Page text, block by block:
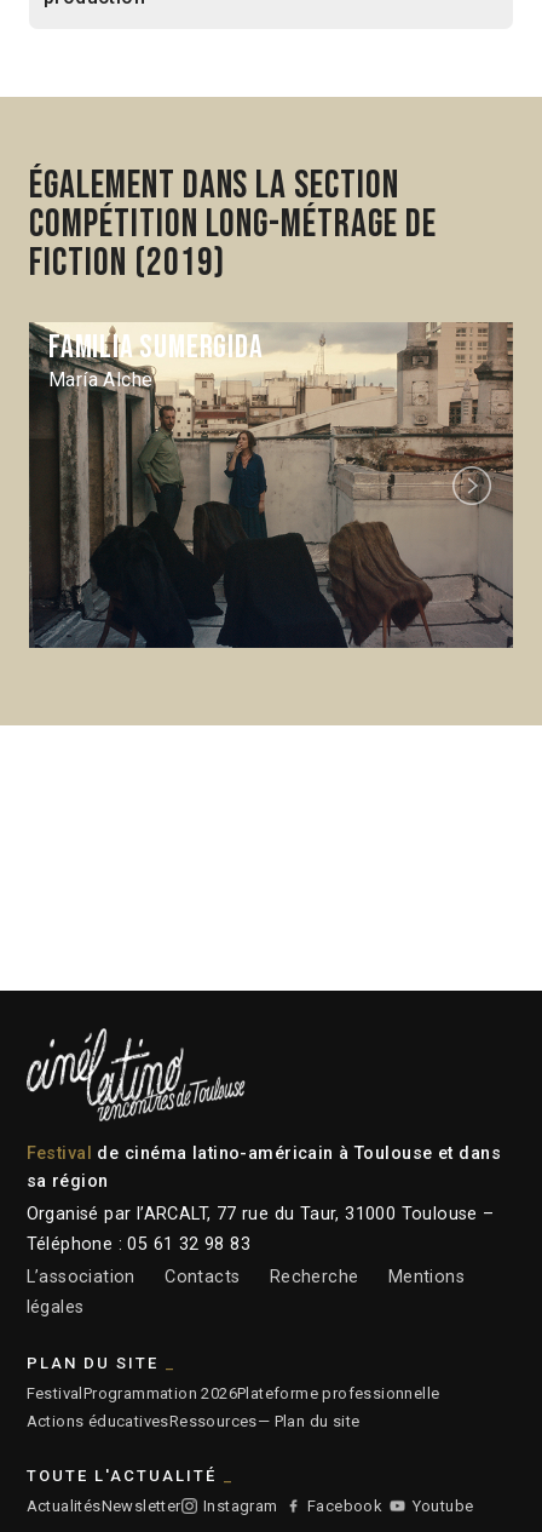
Également dans la section
Compétition Long-métrage de
fiction (2019)
Familia sumergida
María Alche
Next
Festival
de cinéma latino-américain à Toulouse et dans
sa région
Organisé par l’ARCALT, 77 rue du Taur, 31000 Toulouse –
Téléphone : 05 61 32 98 83
L’association
Contacts Recherche
Mentions
légales
PLAN DU SITE
Festival Programmation 2026Plateforme professionnelle
Actions éducativesRessources— Plan du site
TOUTE L'ACTUALITÉ
ActualitésNewsletter Instagram Facebook Youtube